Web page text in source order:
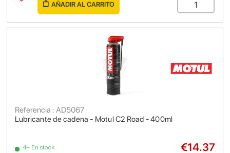
AÑADIR AL CARRITO
Lubricante de cadena - Motul C2 Road - 400ml
Referencia : AD5067
4+ En stock €14.37